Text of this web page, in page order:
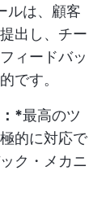
ルは、顧客
出し、チー
ィードバッ
です。
*最高のツ
的に対応で
ク・メカニ